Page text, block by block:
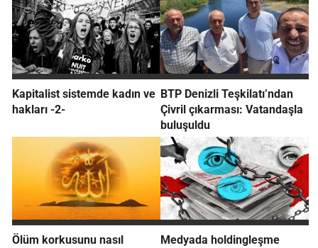
Kapitalist sistemde kadın ve
hakları -2-
BTP Denizli Teşkilatı’ndan
Çivril çıkarması: Vatandaşla
buluşuldu
Ölüm korkusunu nasıl
Medyada holdingleşme